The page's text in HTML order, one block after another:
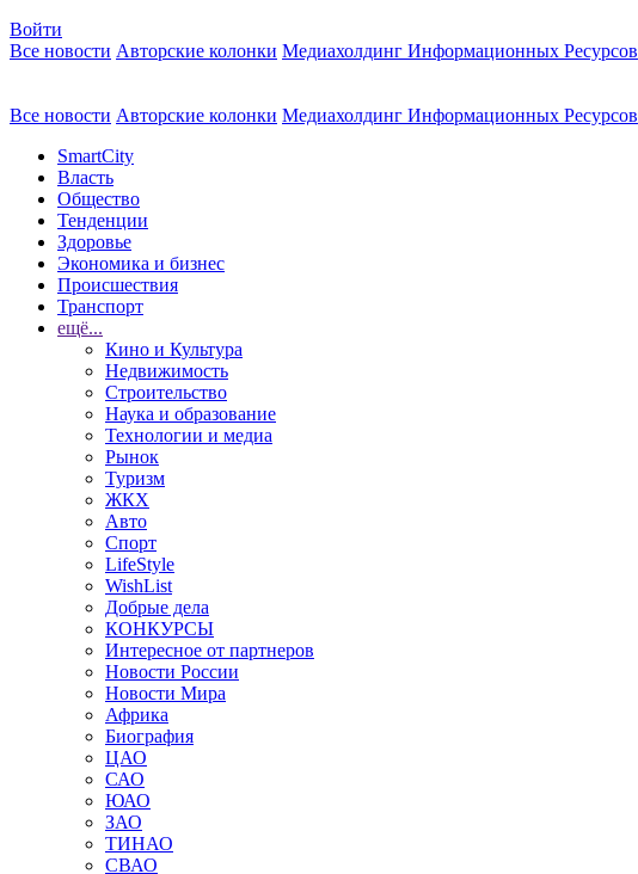
Войти
Все новости Авторские колонки Медиахолдинг Информационных Ресурсов
Все новости Авторские колонки Медиахолдинг Информационных Ресурсов
SmartCity
Власть
Общество
Тенденции
Здоровье
Экономика и бизнес
Происшествия
Транспорт
ещё...
Кино и Культура
Недвижимость
Строительство
Наука и образование
Технологии и медиа
Рынок
Туризм
ЖКХ
Авто
Спорт
LifeStyle
WishList
Добрые дела
КОНКУРСЫ
Интересное от партнеров
Новости России
Новости Мира
Африка
Биография
ЦАО
САО
ЮАО
ЗАО
ТИНАО
СВАО